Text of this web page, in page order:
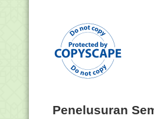
Penelusuran